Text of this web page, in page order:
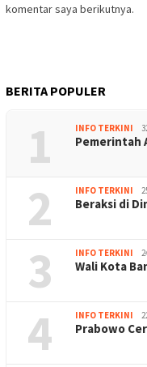
komentar saya berikutnya.
BERITA POPULER
1 INFO TERKINI
Pemerintah
2 INFO TERKINI
Beraksi di
3 INFO TERKINI
Wali Kota
4 INFO TERKINI
Prabowo